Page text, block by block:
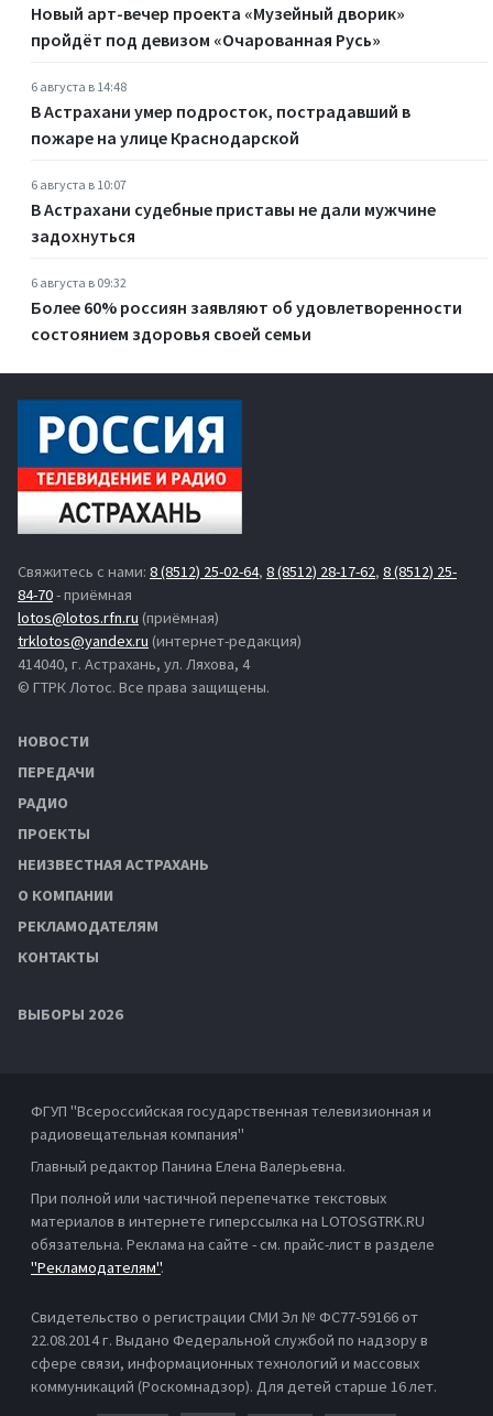
Новый арт-вечер проекта «Музейный дворик»
пройдёт под девизом «Очарованная Русь»
6 августа в 14:48
В Астрахани умер подросток, пострадавший в
пожаре на улице Краснодарской
6 августа в 10:07
В Астрахани судебные приставы не дали мужчине
задохнуться
6 августа в 09:32
Более 60% россиян заявляют об удовлетворенности
состоянием здоровья своей семьи
Свяжитесь с нами: 8 (8512) 25-02-64, 8 (8512) 28-17-62, 8 (8512) 25-
84-70- приёмная
lotos@lotos.rfn.ru (приёмная)
trklotos@yandex.ru (интернет-редакция)
414040, г. Астрахань, ул. Ляхова, 4
© ГТРК Лотос. Все права защищены.
НОВОСТИ
ПЕРЕДАЧИ
РАДИО
ПРОЕКТЫ
НЕИЗВЕСТНАЯ АСТРАХАНЬ
О КОМПАНИИ
РЕКЛАМОДАТЕЛЯМ
КОНТАКТЫ
ВЫБОРЫ 2026
ФГУП "Всероссийская государственная телевизионная и
радиовещательная компания"
Главный редактор Панина Елена Валерьевна.
При полной или частичной перепечатке текстовых
материалов в интернете гиперссылка на LOTOSGTRK.RU
обязательна. Реклама на сайте - см. прайс-лист в разделе
"Рекламодателям".
Свидетельство о регистрации СМИ Эл № ФС77-59166 от
22.08.2014 г. Выдано Федеральной службой по надзору в
сфере связи, информационных технологий и массовых
коммуникаций (Роскомнадзор). Для детей старше 16 лет.